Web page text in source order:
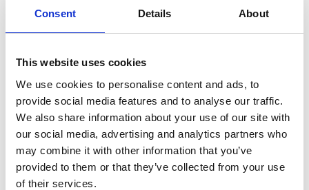
Consent Details About
This website uses cookies
We use cookies to personalise content and ads, to
provide social media features and to analyse our traffic.
We also share information about your use of our site with
our social media, advertising and analytics partners who
may combine it with other information that you’ve
provided to them or that they’ve collected from your use
of their services.